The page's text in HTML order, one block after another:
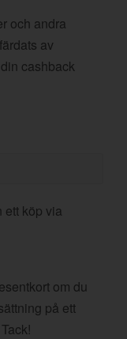
och andra
av
cashback
ett köp via
om du
på ett